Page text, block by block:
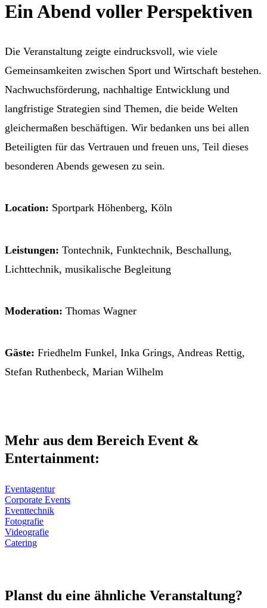
Ein Abend voller Perspektiven
Die Veranstaltung zeigte eindrucksvoll, wie viele
Gemeinsamkeiten zwischen Sport und Wirtschaft bestehen.
Nachwuchsförderung, nachhaltige Entwicklung und
langfristige Strategien sind Themen, die beide Welten
gleichermaßen beschäftigen. Wir bedanken uns bei allen
Beteiligten für das Vertrauen und freuen uns, Teil dieses
besonderen Abends gewesen zu sein.
Location: Sportpark Höhenberg, Köln
Leistungen: Tontechnik, Funktechnik, Beschallung,
Lichttechnik, musikalische Begleitung
Moderation: Thomas Wagner
Gäste: Friedhelm Funkel, Inka Grings, Andreas Rettig,
Stefan Ruthenbeck, Marian Wilhelm
Mehr aus dem Bereich Event &
Entertainment:
Eventagentur
Corporate Events
Eventtechnik
Fotografie
Videografie
Catering
Planst du eine ähnliche Veranstaltung?